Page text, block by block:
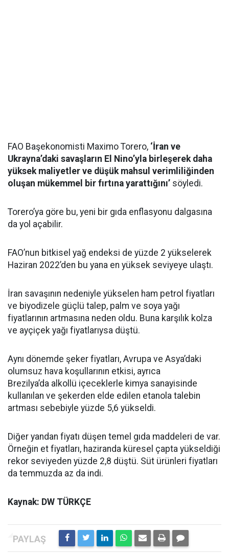
FAO Başekonomisti Maximo Torero, ‘İran ve
Ukrayna’daki savaşların El Nino’yla birleşerek daha
yüksek maliyetler ve düşük mahsul verimliliğinden
oluşan mükemmel bir fırtına yarattığını’ söyledi.
Torero’ya göre bu, yeni bir gıda enflasyonu dalgasına
da yol açabilir.
FAO’nun bitkisel yağ endeksi de yüzde 2 yükselerek
Haziran 2022’den bu yana en yüksek seviyeye ulaştı.
İran savaşının nedeniyle yükselen ham petrol fiyatları
ve biyodizele güçlü talep, palm ve soya yağı
fiyatlarının artmasına neden oldu. Buna karşılık kolza
ve ayçiçek yağı fiyatlarıysa düştü.
Aynı dönemde şeker fiyatları, Avrupa ve Asya’daki
olumsuz hava koşullarının etkisi, ayrıca
Brezilya’da alkollü içeceklerle kimya sanayisinde
kullanılan ve şekerden elde edilen etanola talebin
artması sebebiyle yüzde 5,6 yükseldi.
Diğer yandan fiyatı düşen temel gıda maddeleri de var.
Örneğin et fiyatları, haziranda küresel çapta yükseldiği
rekor seviyeden yüzde 2,8 düştü. Süt ürünleri fiyatları
da temmuzda az da indi.
Kaynak: DW TÜRKÇE